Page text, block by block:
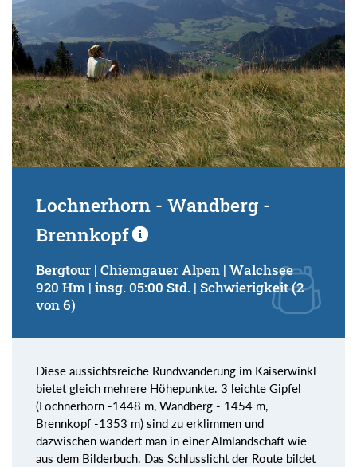
von
bis
Suchbegriff:
Lochnerhorn - Wandberg -
Brennkopf
Bergtour | Chiemgauer Alpen | Walchsee
920 Hm | insg. 05:00 Std. | Schwierigkeit (2
von 6)
Diese aussichtsreiche Rundwanderung im Kaiserwinkl
bietet gleich mehrere Höhepunkte. 3 leichte Gipfel
(Lochnerhorn -1448 m, Wandberg - 1454 m,
Brennkopf -1353 m) sind zu erklimmen und
dazwischen wandert man in einer Almlandschaft wie
aus dem Bilderbuch. Das Schlusslicht der Route bildet